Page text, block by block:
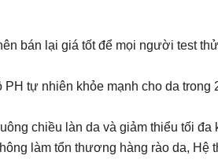
bán lại giá tốt để mọi người test
tự nhiên khỏe mạnh cho da trong
chiều làn da và giảm thiểu tối
làm tổn thương hàng rào da,